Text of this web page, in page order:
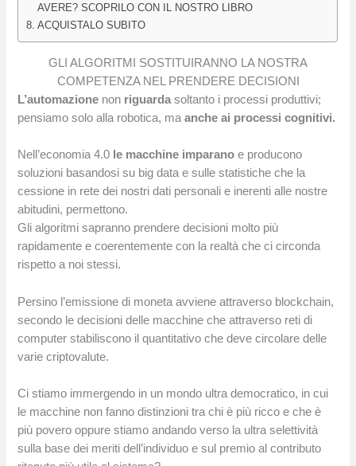
AVERE? SCOPRILO CON IL NOSTRO LIBRO
ACQUISTALO SUBITO
GLI ALGORITMI SOSTITUIRANNO LA NOSTRA
COMPETENZA NEL PRENDERE DECISIONI
L’automazione non riguarda soltanto i processi produttivi;
pensiamo solo alla robotica, maanche ai processi cognitivi.
Nell’economia 4.0 le macchine imparano e producono
soluzioni basandosi su big data e sulle statistiche che la
cessione in rete dei nostri dati personali e inerenti alle nostre
abitudini, permettono.
Gli algoritmi sapranno prendere decisioni molto più
rapidamente e coerentemente con la realtà che ci circonda
rispetto a noi stessi.
Persino l’emissione di moneta avviene attraverso blockchain,
secondo le decisioni delle macchine che attraverso reti di
computer stabiliscono il quantitativo che deve circolare delle
varie criptovalute.
Ci stiamo immergendo in un mondo ultra democratico, in cui
le macchine non fanno distinzioni tra chi è più ricco e che è
più povero oppure stiamo andando verso la ultra selettività
sulla base dei meriti dell’individuo e sul premio al contributo